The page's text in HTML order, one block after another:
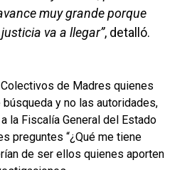
muy grande porque
va a llegar”, detalló.
de Madres quienes
y no las autoridades,
la Fiscalía General del Estado
preguntes “¿Qué me tiene
de ser ellos quienes aporten